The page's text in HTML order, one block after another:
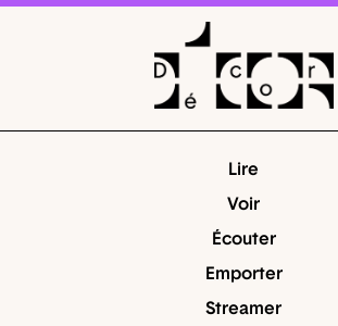
Lire
Voir
Écouter
Emporter
Streamer